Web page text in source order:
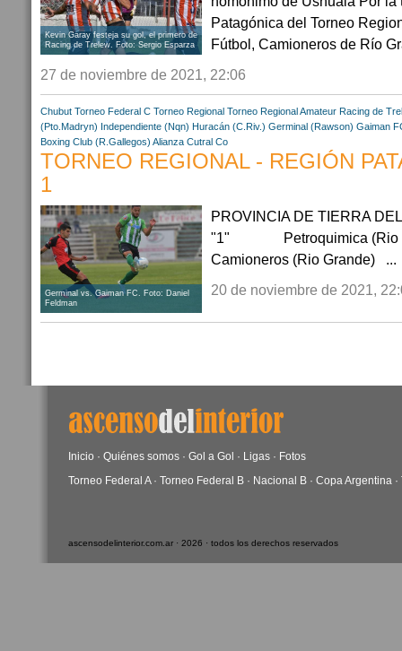
Kevin Garay festeja su gol, el primero de
Racing de Trelew. Foto: Sergio Esparza
Patagónica del Torneo
Fútbol, Camioneros de Río
27 de noviembre de 2021, 22:06
Chubut Torneo Federal C Torneo Regional Torneo Regional Amateur Racing de
(Pto.Madryn) Independiente (Nqn) Huracán (C.Riv.) Germinal (Rawson) Gaiman
Boxing Club (R.Gallegos) Alianza Cutral Co
TORNEO REGIONAL - REGIÓN
1
Germinal vs. Gaiman FC. Foto: Daniel
Feldman
PROVINCIA DE
"1" Petroquimica (Rio
Camioneros (Rio Grande) ...
20 de noviembre de 2021,
Inicio · Quiénes somos · Gol a Gol · Ligas · Fotos
Torneo Federal A· Torneo Federal B · Nacional B · Copa Argentina ·
ascensodelinterior.com.ar · 2026 · todos los derechos reservados